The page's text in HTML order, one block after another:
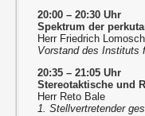
20:00 – 20:30 Uhr
Spektrum der
Herr Friedrich
Vorstand des Instituts
20:35 – 21:05 Uhr
Stereotaktische und
Herr Reto Bale
1. Stellvertretender